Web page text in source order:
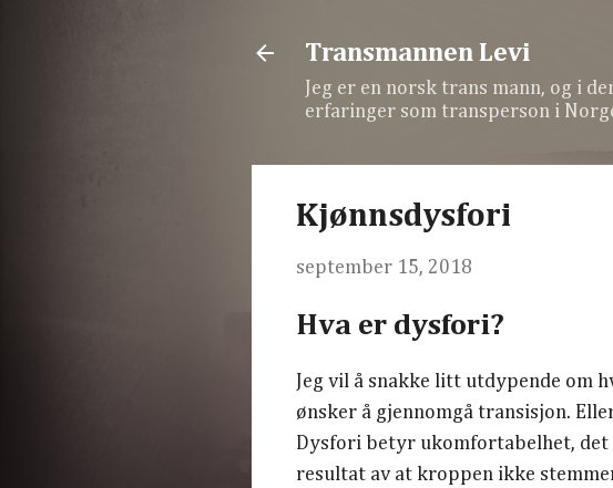
Transmannen Levi
Jeg er en norsk trans mann, og i
erfaringer som transperson i
Kjønnsdysfori
september 15, 2018
Hva er dysfori?
Jeg vil å snakke litt utdypende om
ønsker å gjennomgå transisjon.
Dysfori betyr ukomfortabelhet, det
resultat av at kroppen ikke